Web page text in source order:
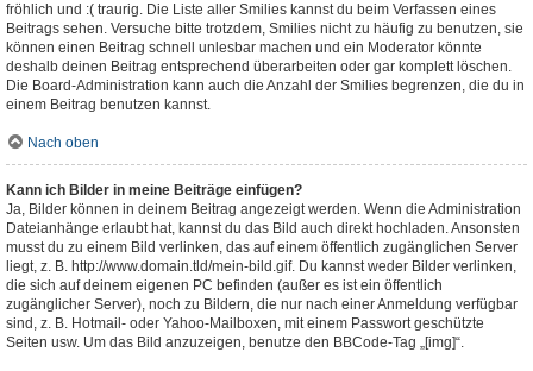
fröhlich und :( traurig. Die Liste aller Smilies kannst du beim Verfassen eines
Beitrags sehen. Versuche bitte trotzdem, Smilies nicht zu häufig zu benutzen, sie
können einen Beitrag schnell unlesbar machen und ein Moderator könnte
deshalb deinen Beitrag entsprechend überarbeiten oder gar komplett löschen.
Die Board-Administration kann auch die Anzahl der Smilies begrenzen, die du in
einem Beitrag benutzen kannst.
Nach oben
Kann ich Bilder in meine Beiträge einfügen?
Ja, Bilder können in deinem Beitrag angezeigt werden. Wenn die Administration
Dateianhänge erlaubt hat, kannst du das Bild auch direkt hochladen. Ansonsten
musst du zu einem Bild verlinken, das auf einem öffentlich zugänglichen Server
liegt, z. B. http://www.domain.tld/mein-bild.gif. Du kannst weder Bilder verlinken,
die sich auf deinem eigenen PC befinden (außer es ist ein öffentlich
zugänglicher Server), noch zu Bildern, die nur nach einer Anmeldung verfügbar
sind, z. B. Hotmail- oder Yahoo-Mailboxen, mit einem Passwort geschützte
Seiten usw. Um das Bild anzuzeigen, benutze den BBCode-Tag „[img]“.